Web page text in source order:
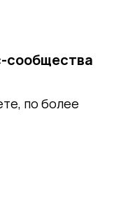
сообщества
по более